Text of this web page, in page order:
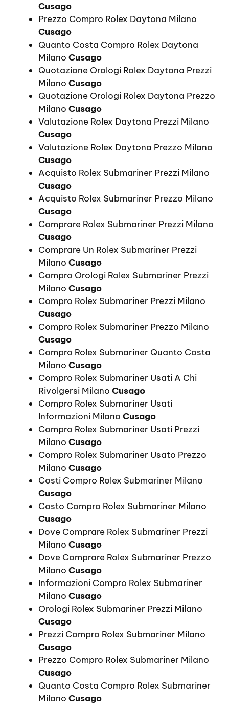
Cusago
Prezzo Compro Rolex Daytona Milano
Cusago
Quanto Costa Compro Rolex Daytona
Milano Cusago
Quotazione Orologi Rolex Daytona Prezzi
Milano Cusago
Quotazione Orologi Rolex Daytona Prezzo
Milano Cusago
Valutazione Rolex Daytona Prezzi Milano
Cusago
Valutazione Rolex Daytona Prezzo Milano
Cusago
Acquisto Rolex Submariner Prezzi Milano
Cusago
Acquisto Rolex Submariner Prezzo Milano
Cusago
Comprare Rolex Submariner Prezzi Milano
Cusago
Comprare Un Rolex Submariner Prezzi
Milano Cusago
Compro Orologi Rolex Submariner Prezzi
Milano Cusago
Compro Rolex Submariner Prezzi Milano
Cusago
Compro Rolex Submariner Prezzo Milano
Cusago
Compro Rolex Submariner Quanto Costa
Milano Cusago
Compro Rolex Submariner Usati A Chi
Rivolgersi Milano Cusago
Compro Rolex Submariner Usati
Informazioni Milano Cusago
Compro Rolex Submariner Usati Prezzi
Milano Cusago
Compro Rolex Submariner Usato Prezzo
Milano Cusago
Costi Compro Rolex Submariner Milano
Cusago
Costo Compro Rolex Submariner Milano
Cusago
Dove Comprare Rolex Submariner Prezzi
Milano Cusago
Dove Comprare Rolex Submariner Prezzo
Milano Cusago
Informazioni Compro Rolex Submariner
Milano Cusago
Orologi Rolex Submariner Prezzi Milano
Cusago
Prezzi Compro Rolex Submariner Milano
Cusago
Prezzo Compro Rolex Submariner Milano
Cusago
Quanto Costa Compro Rolex Submariner
Milano Cusago